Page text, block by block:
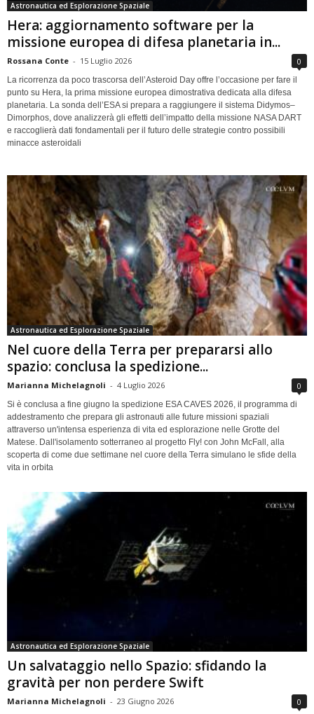
Astronautica ed Esplorazione Spaziale
Hera: aggiornamento software per la
missione europea di difesa planetaria in...
Rossana Conte - 15 Luglio 2026 0
La ricorrenza da poco trascorsa dell’Asteroid Day offre l’occasione per fare il
punto su Hera, la prima missione europea dimostrativa dedicata alla difesa
planetaria. La sonda dell’ESA si prepara a raggiungere il sistema Didymos–
Dimorphos, dove analizzerà gli effetti dell’impatto della missione NASA DART
e raccoglierà dati fondamentali per il futuro delle strategie contro possibili
minacce asteroidali
Astronautica ed Esplorazione Spaziale
Nel cuore della Terra per prepararsi allo
spazio: conclusa la spedizione...
Marianna Michelagnoli - 4 Luglio 2026 0
Si è conclusa a fine giugno la spedizione ESA CAVES 2026, il programma di
addestramento che prepara gli astronauti alle future missioni spaziali
attraverso un'intensa esperienza di vita ed esplorazione nelle Grotte del
Matese. Dall'isolamento sotterraneo al progetto Fly! con John McFall, alla
scoperta di come due settimane nel cuore della Terra simulano le sfide della
vita in orbita
Astronautica ed Esplorazione Spaziale
Un salvataggio nello Spazio: sfidando la
gravità per non perdere Swift
Marianna Michelagnoli - 23 Giugno 2026 0